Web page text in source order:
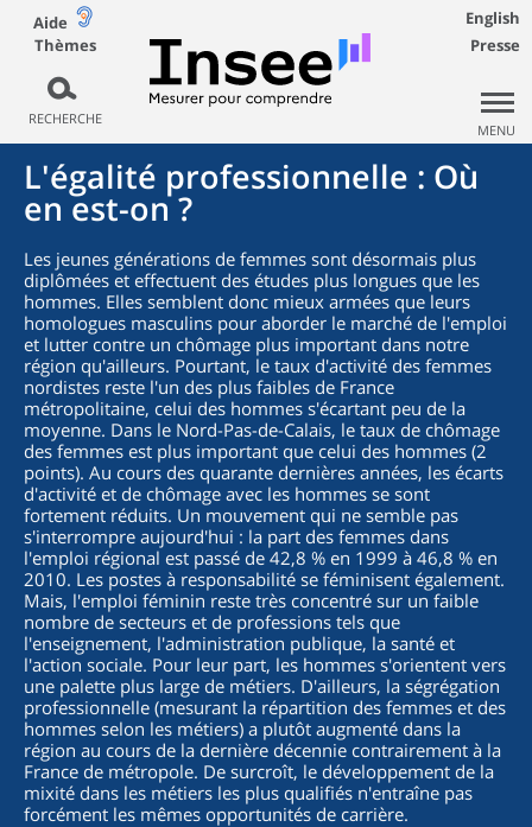
Aide
Thèmes
RECHERCHE
English
Presse
MENU
L'égalité professionnelle : Où
en est-on ?
Les jeunes générations de femmes sont désormais plus
diplômées et effectuent des études plus longues que les
hommes. Elles semblent donc mieux armées que leurs
homologues masculins pour aborder le marché de l'emploi
et lutter contre un chômage plus important dans notre
région qu'ailleurs. Pourtant, le taux d'activité des femmes
nordistes reste l'un des plus faibles de France
métropolitaine, celui des hommes s'écartant peu de la
moyenne. Dans le Nord-Pas-de-Calais, le taux de chômage
des femmes est plus important que celui des hommes (2
points). Au cours des quarante dernières années, les écarts
d'activité et de chômage avec les hommes se sont
fortement réduits. Un mouvement qui ne semble pas
s'interrompre aujourd'hui : la part des femmes dans
l'emploi régional est passé de 42,8 % en 1999 à 46,8 % en
2010. Les postes à responsabilité se féminisent également.
Mais, l'emploi féminin reste très concentré sur un faible
nombre de secteurs et de professions tels que
l'enseignement, l'administration publique, la santé et
l'action sociale. Pour leur part, les hommes s'orientent vers
une palette plus large de métiers. D'ailleurs, la ségrégation
professionnelle (mesurant la répartition des femmes et des
hommes selon les métiers) a plutôt augmenté dans la
région au cours de la dernière décennie contrairement à la
France de métropole. De surcroît, le développement de la
mixité dans les métiers les plus qualifiés n'entraîne pas
forcément les mêmes opportunités de carrière.